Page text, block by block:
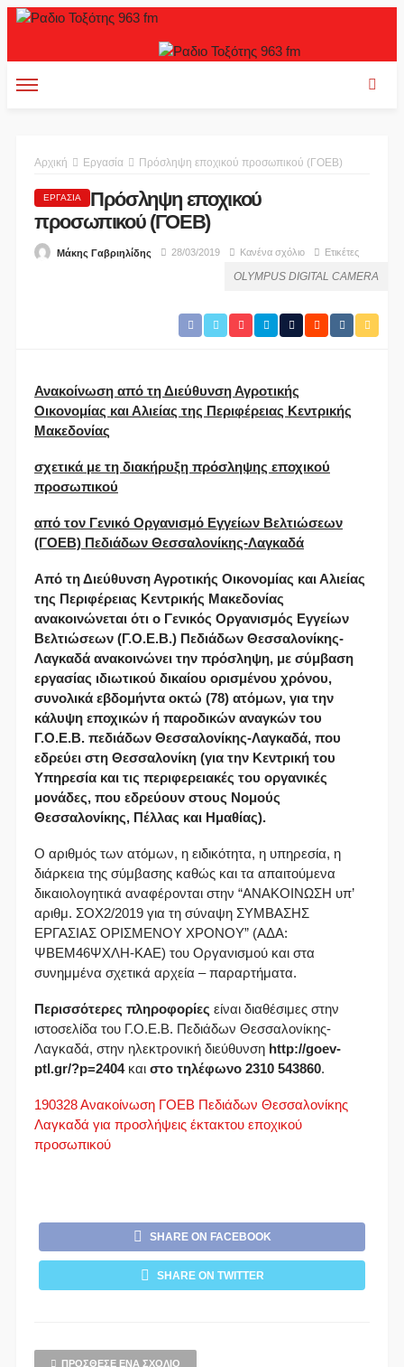
Αρχική Εργασία Πρόσληψη εποχικού προσωπικού (ΓΟΕΒ)
ΕΡΓΑΣΊΑ
Πρόσληψη εποχικού
προσωπικού (ΓΟΕΒ)
Μάκης Γαβριηλίδης 28/03/2019 Κανένα σχόλιο Ετικέτες
OLYMPUS DIGITAL CAMERA
Ανακοίνωση από τη Διεύθυνση Αγροτικής
Οικονομίας και Αλιείας της Περιφέρειας Κεντρικής
Μακεδονίας
σχετικά με τη διακήρυξη πρόσληψης εποχικού
προσωπικού
από τον Γενικό Οργανισμό Εγγείων Βελτιώσεων
(ΓΟΕΒ) Πεδιάδων Θεσσαλονίκης-Λαγκαδά
Από τη Διεύθυνση Αγροτικής Οικονομίας και Αλιείας
της Περιφέρειας Κεντρικής Μακεδονίας
ανακοινώνεται ότι ο Γενικός Οργανισμός Εγγείων
Βελτιώσεων (Γ.Ο.Ε.Β.) Πεδιάδων Θεσσαλονίκης-
Λαγκαδά ανακοινώνει την πρόσληψη, με σύμβαση
εργασίας ιδιωτικού δικαίου ορισμένου χρόνου,
συνολικά εβδομήντα οκτώ (78) ατόμων, για την
κάλυψη εποχικών ή παροδικών αναγκών του
Γ.Ο.Ε.Β. πεδιάδων Θεσσαλονίκης-Λαγκαδά, που
εδρεύει στη Θεσσαλονίκη (για την Κεντρική του
Υπηρεσία και τις περιφερειακές του οργανικές
μονάδες, που εδρεύουν στους Νομούς
Θεσσαλονίκης, Πέλλας και Ημαθίας).
Ο αριθμός των ατόμων, η ειδικότητα, η υπηρεσία, η
διάρκεια της σύμβασης καθώς και τα απαιτούμενα
δικαιολογητικά αναφέρονται στην “ΑΝΑΚΟΙΝΩΣΗ υπ’
αριθμ. ΣΟΧ2/2019 για τη σύναψη ΣΥΜΒΑΣΗΣ
ΕΡΓΑΣΙΑΣ ΟΡΙΣΜΕΝΟΥ ΧΡΟΝΟΥ” (ΑΔΑ:
ΨΒΕΜ46ΨΧΛΗ-ΚΑΕ) του Οργανισμού και στα
συνημμένα σχετικά αρχεία – παραρτήματα.
Περισσότερες πληροφορίες είναι διαθέσιμες στην
ιστοσελίδα του Γ.Ο.Ε.Β. Πεδιάδων Θεσσαλονίκης-
Λαγκαδά, στην ηλεκτρονική διεύθυνση http://goev-
ptl.gr/?p=2404 και στο τηλέφωνο 2310 543860.
190328 Ανακοίνωση ΓΟΕΒ Πεδιάδων Θεσσαλονίκης
Λαγκαδά για προσλήψεις έκτακτου εποχικού
προσωπικού
SHARE ON FACEBOOK
SHARE ON TWITTER
ΠΡΌΣΘΕΣΕ ΈΝΑ ΣΧΌΛΙΟ